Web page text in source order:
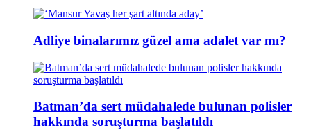
Adliye binalarımız güzel ama adalet var mı?
Batman’da sert müdahalede bulunan polisler
hakkında soruşturma başlatıldı